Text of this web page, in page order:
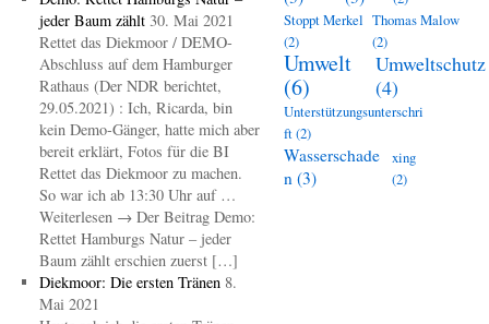
jeder Baum zählt 30. Mai 2021
Rettet das Diekmoor / DEMO-
Abschluss auf dem Hamburger
Rathaus (Der NDR berichtet,
29.05.2021) : Ich, Ricarda, bin
kein Demo-Gänger, hatte mich aber
bereit erklärt, Fotos für die BI
Rettet das Diekmoor zu machen.
So war ich ab 13:30 Uhr auf …
Weiterlesen → Der Beitrag Demo:
Rettet Hamburgs Natur – jeder
Baum zählt erschien zuerst […]
Diekmoor: Die ersten Tränen 8.
Mai 2021
Stoppt Merkel
(2)
Thomas Malow
(2)
Umwelt
(6)
Umweltschutz
(4)
Unterstützungsunterschri
ft(2)
Wasserschade
n (3)
xing
(2)